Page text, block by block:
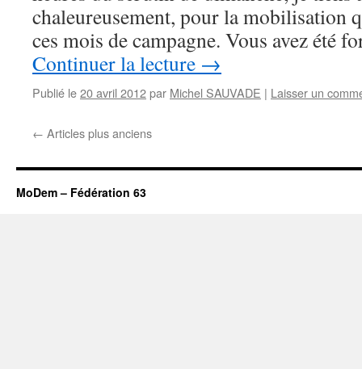
chaleureusement, pour la mobilisation
ces mois de campagne. Vous avez été
Continuer la lecture →
Publié le20 avril 2012par Michel SAUVADE | Laisser un
← Articles plus anciens
MoDem – Fédération 63